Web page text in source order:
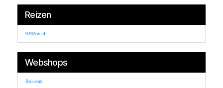
Reizen
9292ov.nl
Webshops
Bol.com